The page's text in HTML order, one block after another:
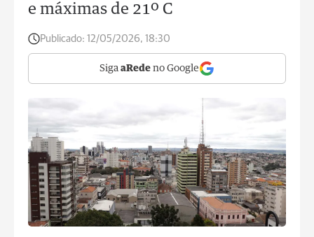
e máximas de 21º C
Publicado: 12/05/2026, 18:30
Siga aRede no Google